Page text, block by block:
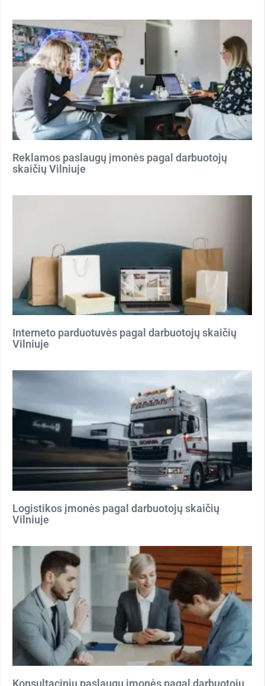
Reklamos paslaugų įmonės pagal darbuotojų
skaičių Vilniuje
Interneto parduotuvės pagal darbuotojų skaičių
Vilniuje
Logistikos įmonės pagal darbuotojų skaičių
Vilniuje
Konsultacinių paslaugų įmonės pagal darbuotojų